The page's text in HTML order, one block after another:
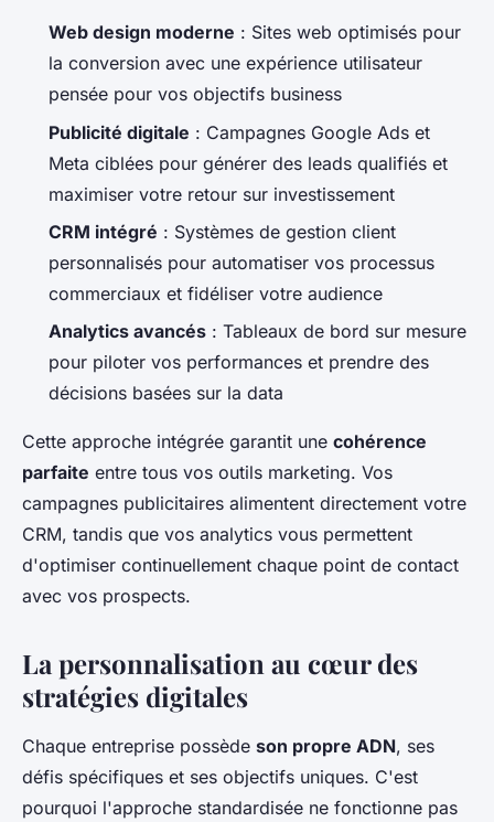
Web design moderne : Sites web optimisés pour
la conversion avec une expérience utilisateur
pensée pour vos objectifs business
Publicité digitale : Campagnes Google Ads et
Meta ciblées pour générer des leads qualifiés et
maximiser votre retour sur investissement
CRM intégré : Systèmes de gestion client
personnalisés pour automatiser vos processus
commerciaux et fidéliser votre audience
Analytics avancés : Tableaux de bord sur mesure
pour piloter vos performances et prendre des
décisions basées sur la data
Cette approche intégrée garantit une cohérence
parfaite entre tous vos outils marketing. Vos
campagnes publicitaires alimentent directement votre
CRM, tandis que vos analytics vous permettent
d'optimiser continuellement chaque point de contact
avec vos prospects.
La personnalisation au cœur des
stratégies digitales
Chaque entreprise possède son propre ADN, ses
défis spécifiques et ses objectifs uniques. C'est
pourquoi l'approche standardisée ne fonctionne pas